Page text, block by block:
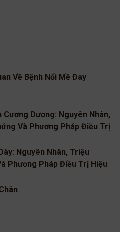
Về Bệnh Nổi Mề Đay
Cương Dương: Nguyên Nhân,
Và Phương Pháp Điều Trị
Nguyên Nhân, Triệu
Phương Pháp Điều Trị Hiệu